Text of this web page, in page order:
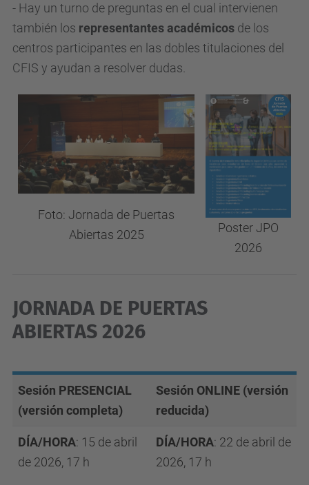
- Hay un turno de preguntas en el cual intervienen
también los representantes académicos de los
centros participantes en las dobles titulaciones del
CFIS y ayudan a resolver dudas.
Foto: Jornada de Puertas
Abiertas 2025
Poster JPO
2026
JORNADA DE PUERTAS
ABIERTAS 2026
Sesión PRESENCIAL
(versión completa)
Sesión ONLINE (versión
reducida)
DÍA/HORA: 15 de abril
de 2026, 17 h
DÍA/HORA: 22 de abril de
2026, 17 h